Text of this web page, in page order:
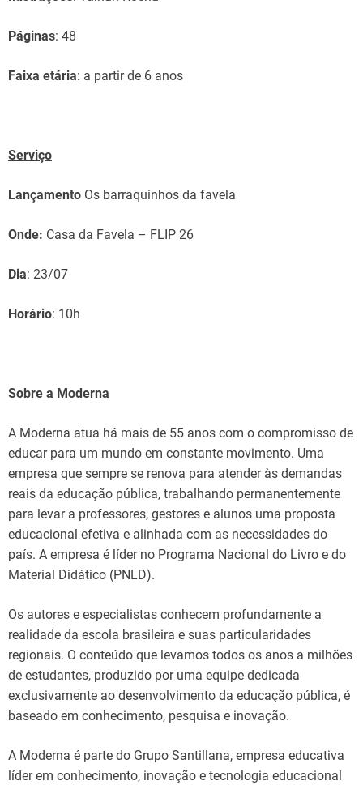
Páginas: 48
Faixa etária: a partir de 6 anos
Serviço
Lançamento Os barraquinhos da favela
Onde: Casa da Favela – FLIP 26
Dia: 23/07
Horário: 10h
Sobre a Moderna
A Moderna atua há mais de 55 anos com o compromisso de
educar para um mundo em constante movimento. Uma
empresa que sempre se renova para atender às demandas
reais da educação pública, trabalhando permanentemente
para levar a professores, gestores e alunos uma proposta
educacional efetiva e alinhada com as necessidades do
país. A empresa é líder no Programa Nacional do Livro e do
Material Didático (PNLD).
Os autores e especialistas conhecem profundamente a
realidade da escola brasileira e suas particularidades
regionais. O conteúdo que levamos todos os anos a milhões
de estudantes, produzido por uma equipe dedicada
exclusivamente ao desenvolvimento da educação pública, é
baseado em conhecimento, pesquisa e inovação.
A Moderna é parte do Grupo Santillana, empresa educativa
líder em conhecimento, inovação e tecnologia educacional